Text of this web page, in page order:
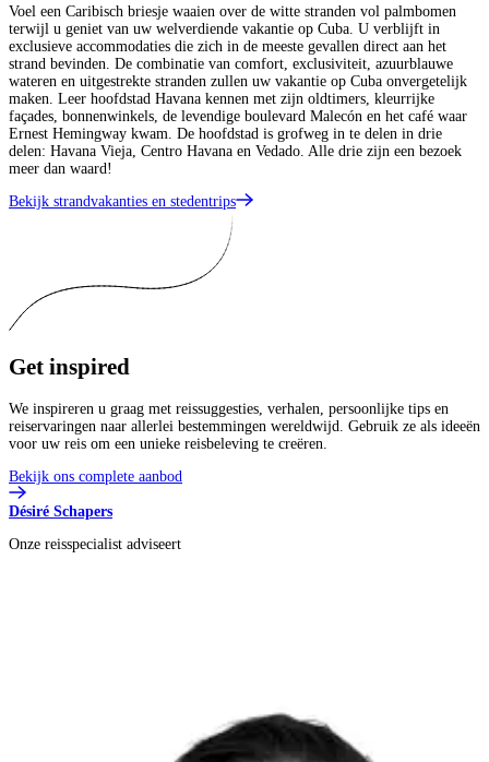
Voel een Caribisch briesje waaien over de witte stranden vol palmbomen
terwijl u geniet van uw welverdiende vakantie op Cuba. U verblijft in
exclusieve accommodaties die zich in de meeste gevallen direct aan het
strand bevinden. De combinatie van comfort, exclusiviteit, azuurblauwe
wateren en uitgestrekte stranden zullen uw vakantie op Cuba onvergetelijk
maken. Leer hoofdstad Havana kennen met zijn oldtimers, kleurrijke
façades, bonnenwinkels, de levendige boulevard Malecón en het café waar
Ernest Hemingway kwam. De hoofdstad is grofweg in te delen in drie
delen: Havana Vieja, Centro Havana en Vedado. Alle drie zijn een bezoek
meer dan waard!
Bekijk strandvakanties en stedentrips
Get inspired
We inspireren u graag met reissuggesties, verhalen, persoonlijke tips en
reiservaringen naar allerlei bestemmingen wereldwijd. Gebruik ze als ideeën
voor uw reis om een unieke reisbeleving te creëren.
Bekijk ons complete aanbod
Désiré Schapers
Onze reisspecialist adviseert